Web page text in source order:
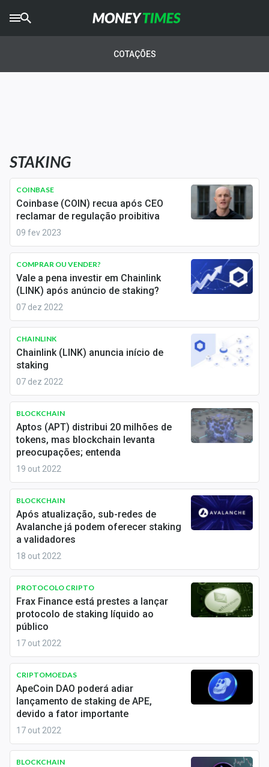
AGROTIMES
Newsletters
Money Trader
Anuncie
Últimas Notícias
Newsletters
Cotações
Comprar ou vender?
Carteiras Recomendadas
Central de Dividendos
Central de Fundos Imobiliários
Central dos IPOs
Renda Fixa
Finanças Pessoais
Mercados
Economia
Empresas
Brasil
Política
Colunas
Especiais
Internacional
Marketing
Tecnologia
COTAÇÕES
STAKING
COINBASE
Coinbase (COIN) recua após CEO
reclamar de regulação proibitiva
09 fev 2023
COMPRAR OU VENDER?
Vale a pena investir em Chainlink
(LINK) após anúncio de staking?
07 dez 2022
CHAINLINK
Chainlink (LINK) anuncia início de
staking
07 dez 2022
BLOCKCHAIN
Aptos (APT) distribui 20 milhões de
tokens, mas blockchain levanta
preocupações; entenda
19 out 2022
BLOCKCHAIN
Após atualização, sub-redes de
Avalanche já podem oferecer staking
a validadores
18 out 2022
PROTOCOLO CRIPTO
Frax Finance está prestes a lançar
protocolo de staking líquido ao
público
17 out 2022
CRIPTOMOEDAS
ApeCoin DAO poderá adiar
lançamento de staking de APE,
devido a fator importante
17 out 2022
BLOCKCHAIN